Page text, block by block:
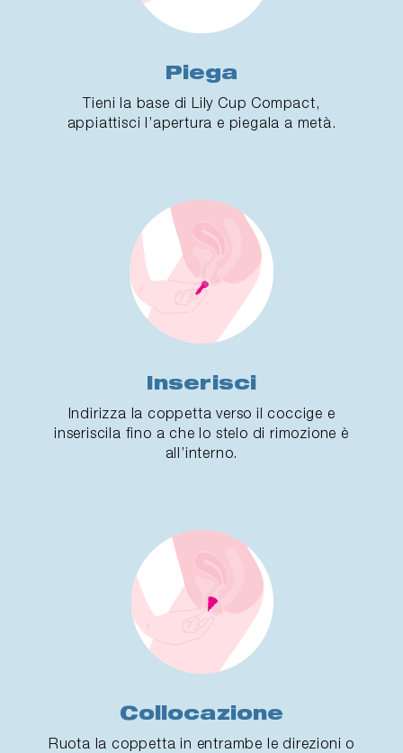
Piega
Tieni la base di Lily Cup Compact,
appiattisci l’apertura e piegala a metà.
Inserisci
Indirizza la coppetta verso il coccige e
inseriscila fino a che lo stelo di rimozione è
all’interno.
Collocazione
Ruota la coppetta in entrambe le direzioni o